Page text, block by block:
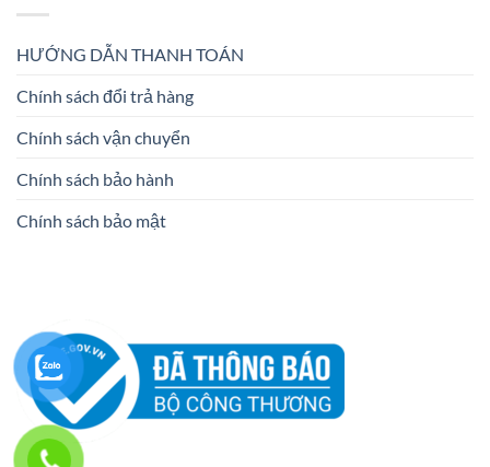
HƯỚNG DẪN THANH TOÁN
Chính sách đổi trả hàng
Chính sách vận chuyển
Chính sách bảo hành
Chính sách bảo mật